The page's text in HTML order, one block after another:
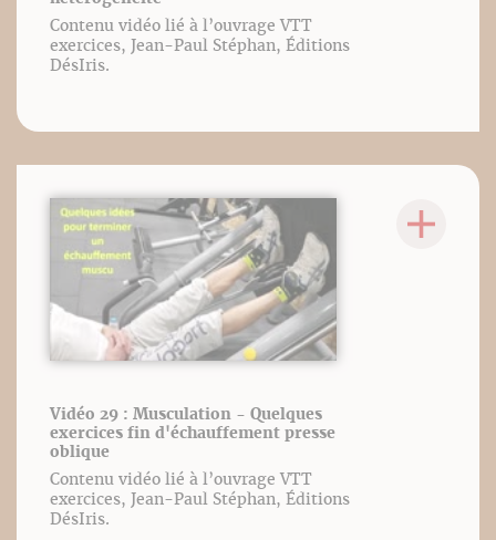
Contenu vidéo lié à l’ouvrage VTT
exercices, Jean-Paul Stéphan, Éditions
DésIris.
Vidéo 29 : Musculation - Quelques
exercices fin d'échauffement presse
oblique
Contenu vidéo lié à l’ouvrage VTT
exercices, Jean-Paul Stéphan, Éditions
DésIris.